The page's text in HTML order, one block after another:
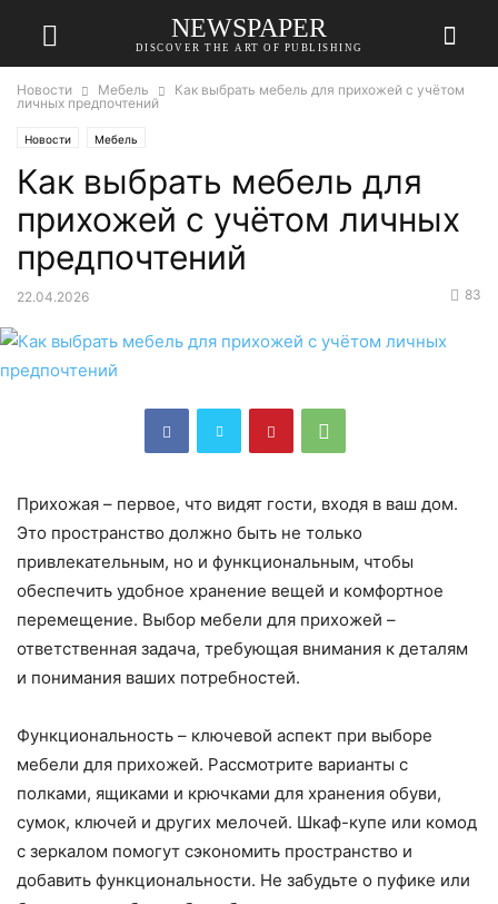
NEWSPAPER
DISCOVER THE ART OF PUBLISHING
Новости Мебель
Как выбрать мебель для прихожей с учётом
личных предпочтений
Новости Мебель
Как выбрать мебель для
прихожей с учётом личных
предпочтений
22.04.2026 83
Прихожая – первое, что видят гости, входя в ваш дом.
Это пространство должно быть не только
привлекательным, но и функциональным, чтобы
обеспечить удобное хранение вещей и комфортное
перемещение. Выбор мебели для прихожей –
ответственная задача, требующая внимания к деталям
и понимания ваших потребностей.
Функциональность – ключевой аспект при выборе
мебели для прихожей. Рассмотрите варианты с
полками, ящиками и крючками для хранения обуви,
сумок, ключей и других мелочей. Шкаф-купе или комод
с зеркалом помогут сэкономить пространство и
добавить функциональности. Не забудьте о пуфике или